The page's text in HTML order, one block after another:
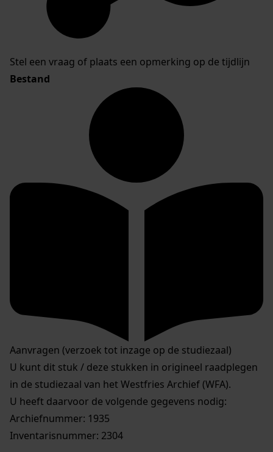
Stel een vraag of plaats een opmerking op de tijdlijn
Bestand
Aanvragen (verzoek tot inzage op de studiezaal)
U kunt dit stuk / deze stukken in origineel raadplegen
in de studiezaal van het Westfries Archief (WFA).
U heeft daarvoor de volgende gegevens nodig:
Archiefnummer: 1935
Inventarisnummer: 2304